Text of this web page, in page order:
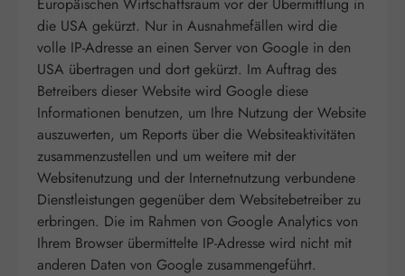
die USA gekürzt. Nur in Ausnahmefällen wird die
volle IP-Adresse an einen Server von Google in den
USA übertragen und dort gekürzt. Im Auftrag des
Betreibers dieser Website wird Google diese
Informationen benutzen, um Ihre Nutzung der Website
auszuwerten, um Reports über die Websiteaktivitäten
zusammenzustellen und um weitere mit der
Websitenutzung und der Internetnutzung verbundene
Dienstleistungen gegenüber dem Websitebetreiber zu
erbringen. Die im Rahmen von Google Analytics von
Ihrem Browser übermittelte IP-Adresse wird nicht mit
anderen Daten von Google zusammengeführt.